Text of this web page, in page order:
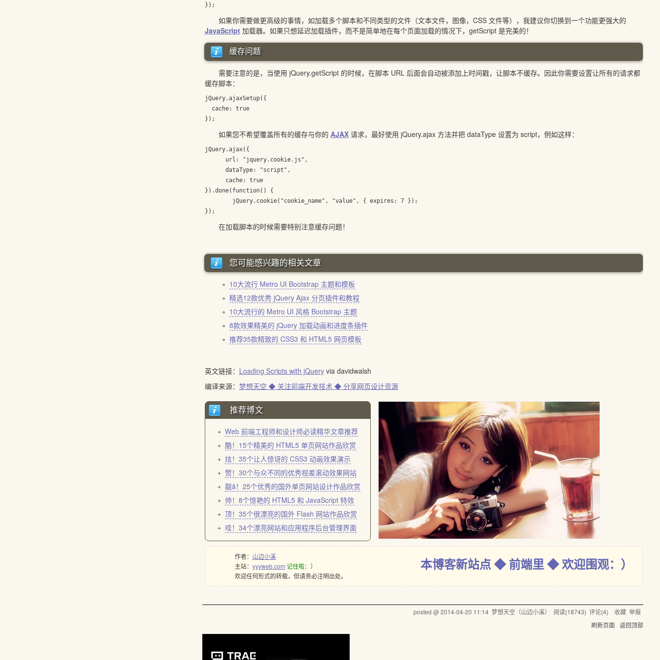
如果你需要做更高级的事情，如加载多个脚本和不同类型的文件（文本文件，图像，CSS 文件等），我建议你切换到一个功能更强大的
JavaScript加载器。如果只想延迟加载插件，而不是简单地在每个页面加载的情况下，getScript 是完美的！
缓存问题
需要注意的是，当使用 jQuery.getScript 的时候，在脚本 URL 后面会自动被添加上时间戳，让脚本不缓存。因此你需要设置让所有的请求都
缓存脚本：
jQuery.ajaxSetup({
  cache: true
如果您不希望覆盖所有的缓存与你的 AJAX请求，最好使用 jQuery.ajax 方法并把 dataType 设置为 script，例如这样：
jQuery.ajax({
      url: "jquery.cookie.js",
      dataType: "script",
      cache: true
}).done(function() {
在加载脚本的时候需要特别注意缓存问题！
您可能感兴趣的相关文章
10大流行 Metro UI Bootstrap 主题和模板
精选12款优秀 jQuery Ajax 分页插件和教程
10大流行的 Metro UI 风格 Bootstrap 主题
8款效果精美的 jQuery 加载动画和进度条插件
推荐35款精致的 CSS3 和 HTML5 网页模板
英文链接： Loading Scripts with jQueryvia davidwalsh
编译来源： 梦想天空 ◆ 关注前端开发技术 ◆ 分享网页设计资源
推荐博文
Web 前端工程师和设计师必读精华文章推荐
酷！15个精美的 HTML5 单页网站作品欣赏
炫！35个让人惊讶的 CSS3 动画效果演示
赞！30个与众不同的优秀视差滚动效果网站
靓å！25个优秀的国外单页网站设计作品欣赏
帅！8个惊艳的 HTML5 和 JavaScript 特效
顶！35个很漂亮的国外 Flash 网站作品欣赏
哇！34个漂亮网站和应用程序后台管理界面
本博客新站点 ◆ 前端里 ◆ 欢迎围观：）
作者： 山边小溪
主站： yyyweb.com 记住啦：）
欢迎任何形式的转载，但请务必注明出处。
posted @2014-04-20 11:14 梦想天空（山边小溪） 阅读(18743) 评论(4) 收藏 举报
刷新页面
返回顶部